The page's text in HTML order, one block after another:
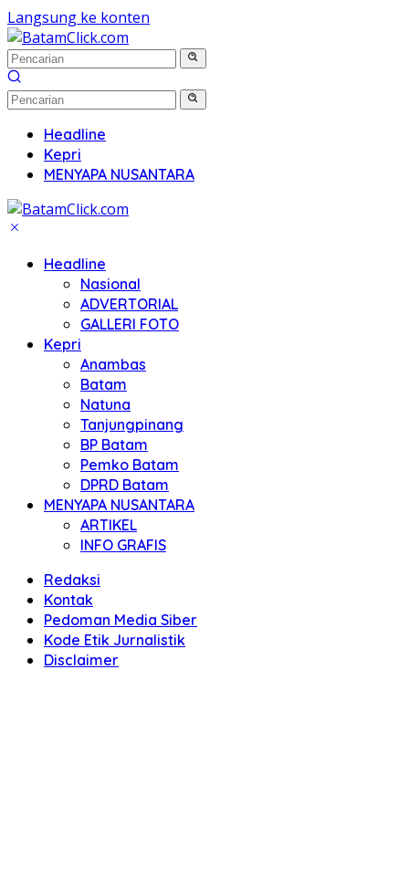
Langsung ke konten
Headline
Kepri
MENYAPA NUSANTARA
Headline
Nasional
ADVERTORIAL
GALLERI FOTO
Kepri
Anambas
Batam
Natuna
Tanjungpinang
BP Batam
Pemko Batam
DPRD Batam
MENYAPA NUSANTARA
ARTIKEL
INFO GRAFIS
Redaksi
Kontak
Pedoman Media Siber
Kode Etik Jurnalistik
Disclaimer